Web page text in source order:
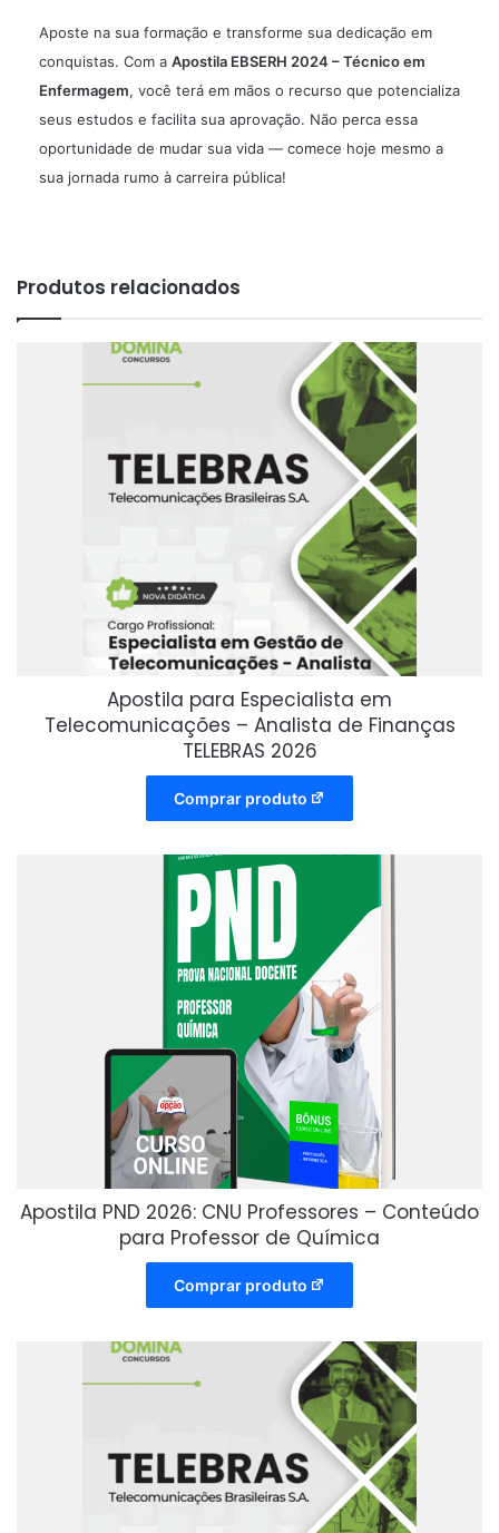
Aposte na sua formação e transforme sua dedicação em
conquistas. Com a Apostila EBSERH 2024 – Técnico em
Enfermagem, você terá em mãos o recurso que potencializa
seus estudos e facilita sua aprovação. Não perca essa
oportunidade de mudar sua vida — comece hoje mesmo a
sua jornada rumo à carreira pública!
Produtos relacionados
Apostila para Especialista em
Telecomunicações – Analista de Finanças
TELEBRAS 2026
Comprar produto
Apostila PND 2026: CNU Professores – Conteúdo
para Professor de Química
Comprar produto